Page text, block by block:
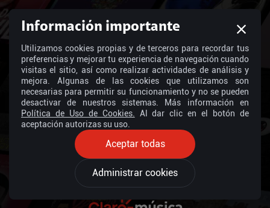
Información importante
Utilizamos cookies propias y de terceros para recordar tus
preferencias y mejorar tu experiencia de navegación cuando
visitas el sitio, así como realizar actividades de análisis y
mejora. Algunas de las cookies que utilizamos son
necesarias para permitir su funcionamiento y no se pueden
desactivar de nuestros sistemas. Más información en
Política de Uso de Cookies.
Al dar clic en el botón de
aceptación autorizas su uso.
Aceptar todas
Administrar cookies